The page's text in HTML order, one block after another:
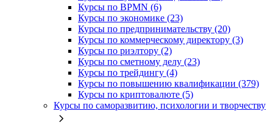
Курсы по BPMN (6)
Курсы по экономике (23)
Курсы по предпринимательству (20)
Курсы по коммерческому директору (3)
Курсы по риэлтору (2)
Курсы по сметному делу (23)
Курсы по трейдингу (4)
Курсы по повышению квалификации (379)
Курсы по криптовалюте (5)
Курсы по саморазвитию, психологии и творчеству